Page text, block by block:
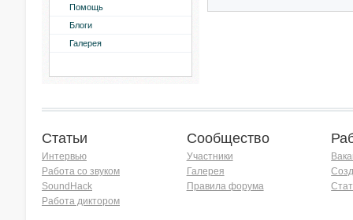
Помощь
Блоги
Галерея
Статьи
Интервью
Работа со звуком
SoundHack
Работа диктором
Сообщество
Участники
Галерея
Правила форума